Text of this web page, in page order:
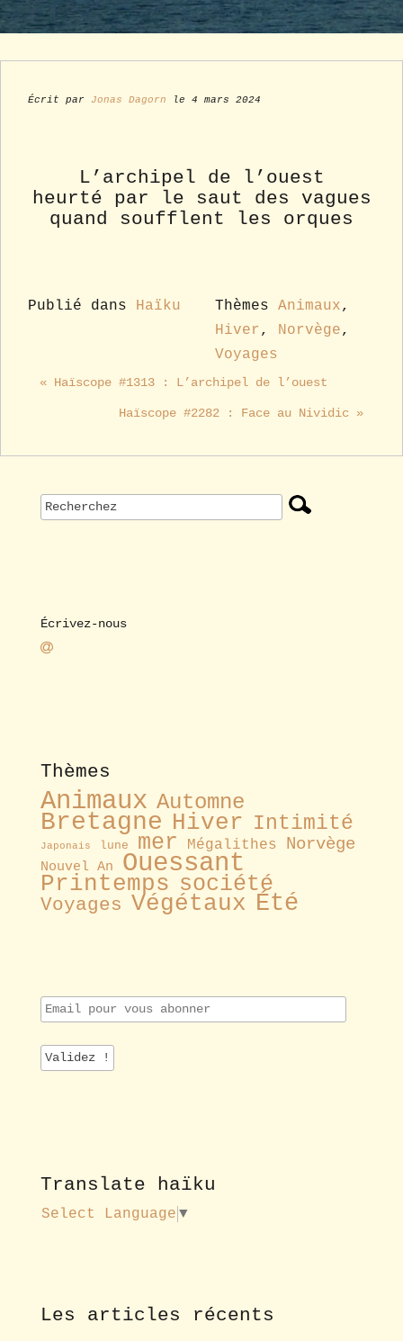
Écrit par Jonas Dagorn le 4 mars 2024
L’archipel de l’ouest
heurté par le saut des vagues
quand soufflent les orques
Publié dans Haïku Thèmes Animaux,
Hiver , Norvège,
Voyages
« Haïscope #1313 : L’archipel de l’ouest
Haïscope #2282 : Face au Nividic »
Écrivez-nous
Thèmes
Animaux Automne
Bretagne Hiver Intimité
Japonais lune mer Mégalithes Norvège
Nouvel An Ouessant
Printemps société
Voyages Végétaux Été
E
m
i
l
o
u
s
e
Translate haïku
Select Language ▼
Les articles récents